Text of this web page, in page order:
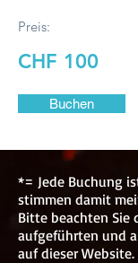
Preis:
CHF 100
Buchen
*= Jede Buchung
stimmen damit
Bitte beachten Sie
aufgeführten und
auf dieser Website.